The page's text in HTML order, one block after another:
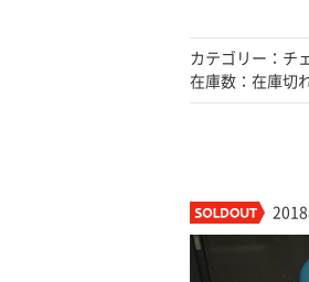
カテゴリー：チ
在庫数：在庫切